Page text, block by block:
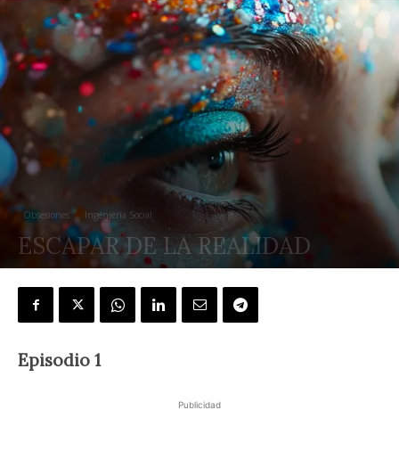
Obsesiones Ingeniería Social
ESCAPAR DE LA REALIDAD
Episodio 1
Publicidad